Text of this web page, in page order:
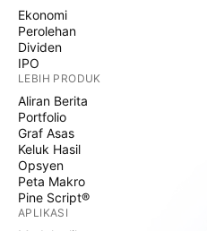
Ekonomi
Perolehan
Dividen
IPO
LEBIH PRODUK
Aliran Berita
Portfolio
Graf Asas
Keluk Hasil
Opsyen
Peta Makro
Pine Script®
APLIKASI